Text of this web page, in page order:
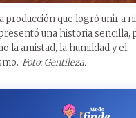
producción que logró unir a
una historia sencilla,
la amistad, la humildad y el
Foto: Gentileza.